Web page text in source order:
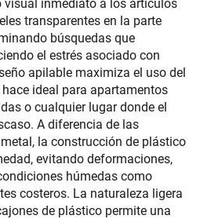
visual inmediato a los artículos
transparentes en la parte
búsquedas que
el estrés asociado con
apilable maximiza el uso del
ideal para apartamentos
o cualquier lugar donde el
A diferencia de las
la construcción de plástico
evitando deformaciones,
húmedas como
costeros. La naturaleza ligera
de plástico permite una